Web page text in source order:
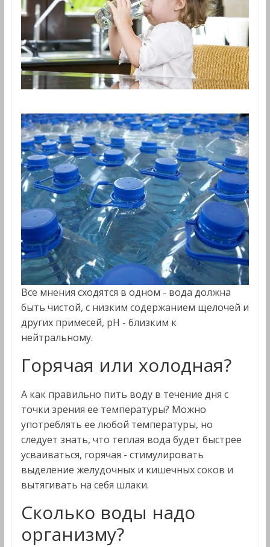
Все мнения сходятся в одном - вода должна
быть чистой, с низким содержанием щелочей и
других примесей, рН - близким к
нейтральному.
Горячая или холодная?
А как правильно пить воду в течение дня с
точки зрения ее температуры? Можно
употреблять ее любой температуры, но
следует знать, что теплая вода будет быстрее
усваиваться, горячая - стимулировать
выделение желудочных и кишечных соков и
вытягивать на себя шлаки.
Сколько воды надо
организму?